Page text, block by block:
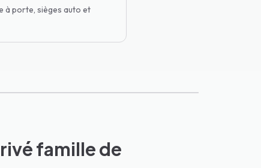
à porte, sièges auto et
famille de